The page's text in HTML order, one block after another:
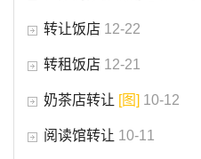
转让饭店 12-22
转租饭店 12-21
奶茶店转让 [图] 10-12
阅读馆转让 10-11